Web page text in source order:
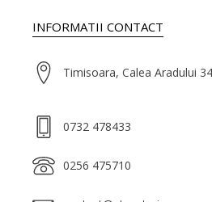
INFORMATII CONTACT
Timisoara, Calea Aradului 34
0732 478433
0256 475710